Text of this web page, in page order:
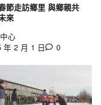
節走訪鄉里 與鄉親共
來
心
年 2 月 1 日
0